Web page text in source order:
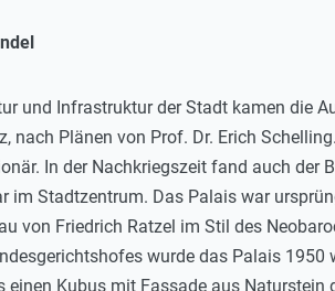
und Infrastruktur der Stadt kamen die
Plänen von Prof. Dr. Erich
In der Nachkriegszeit fand auch der
im Stadtzentrum. Das Palais war
von Friedrich Ratzel im Stil des
wurde das Palais
einen Kubus mit Fassade aus